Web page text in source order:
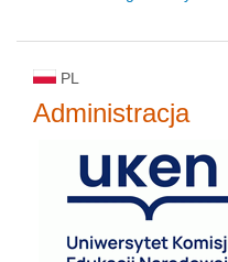
PL
Administracja